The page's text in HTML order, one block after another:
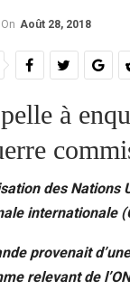
On Août 28, 2018
à
des Nations
internationale
provenait
relevant de